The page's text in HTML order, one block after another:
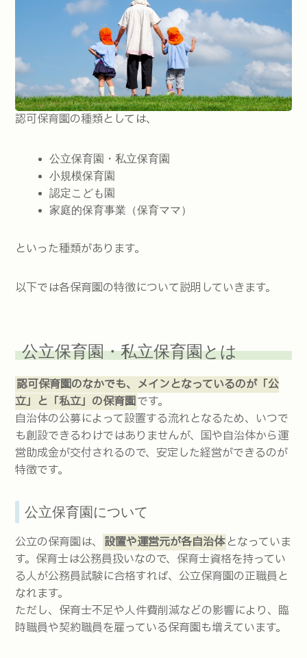
認可保育園の種類としては、
公立保育園・私立保育園
小規模保育園
認定こども園
家庭的保育事業（保育ママ）
といった種類があります。
以下では各保育園の特徴について説明していきます。
公立保育園・私立保育園とは
認可保育園のなかでも、メインとなっているのが「公
立」と「私立」の保育園です。
自治体の公募によって設置する流れとなるため、いつで
も創設できるわけではありませんが、国や自治体から運
営助成金が交付されるので、安定した経営ができるのが
特徴です。
公立保育園について
公立の保育園は、 設置や運営元が各自治体 となっていま
す。保育士は公務員扱いなので、保育士資格を持ってい
る人が公務員試験に合格すれば、公立保育園の正職員と
なれます。
ただし、保育士不足や人件費削減などの影響により、臨
時職員や契約職員を雇っている保育園も増えています。